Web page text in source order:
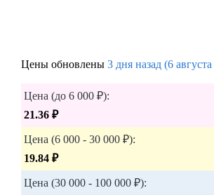
Цены обновлены 3 дня назад (6
Цена (до 6 000 ₽):
21.36 ₽
Цена (6 000 - 30 000 ₽):
19.84 ₽
Цена (30 000 - 100 000 ₽):